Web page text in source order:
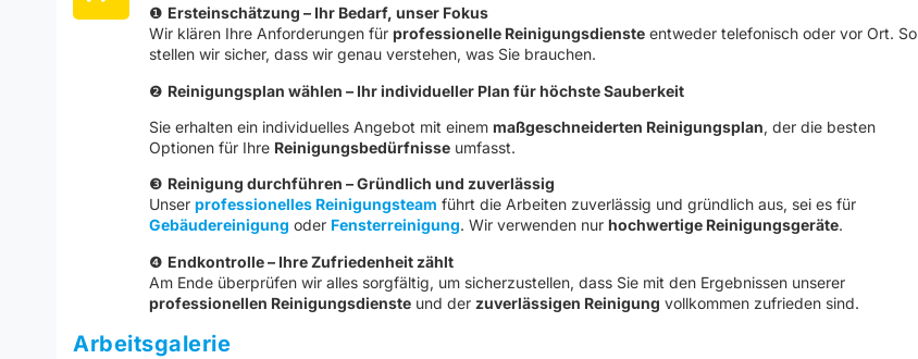
❶ Ersteinschätzung – Ihr Bedarf, unser Fokus
Wir klären Ihre Anforderungen für professionelle Reinigungsdiensteentweder telefonisch oder vor Ort. So
stellen wir sicher, dass wir genau verstehen, was Sie brauchen.
❷ Reinigungsplan wählen – Ihr individueller Plan für höchste Sauberkeit
Sie erhalten ein individuelles Angebot mit einem maßgeschneiderten Reinigungsplan, der die besten
Optionen für Ihre Reinigungsbedürfnisseumfasst.
❸ Reinigung durchführen – Gründlich und zuverlässig
Unser professionelles Reinigungsteam führt die Arbeiten zuverlässig und gründlich aus, sei es für
Gebäudereinigung oder Fensterreinigung. Wir verwenden nur hochwertige Reinigungsgeräte.
❹ Endkontrolle – Ihre Zufriedenheit zählt
Am Ende überprüfen wir alles sorgfältig, um sicherzustellen, dass Sie mit den Ergebnissen unserer
professionellen Reinigungsdiensteund der zuverlässigen Reinigung vollkommen zufrieden sind.
Arbeitsgalerie